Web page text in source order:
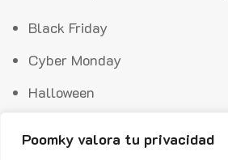
Poomky valora tu privacidad
Black Friday
Cyber Monday
Halloween